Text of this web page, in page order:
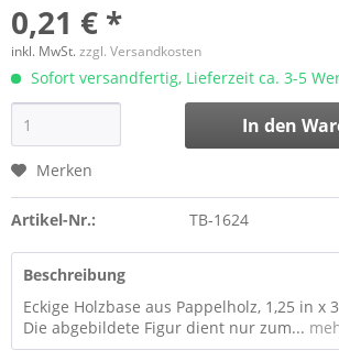
0,21 € *
inkl. MwSt.zzgl. Versandkosten
Sofort versandfertig, Lieferzeit ca. 3-5
In den
Merken
Artikel-Nr.: TB-1624
Beschreibung
Eckige Holzbase aus Pappelholz, 1,25 in x
Die abgebildete Figur dient nur zum...